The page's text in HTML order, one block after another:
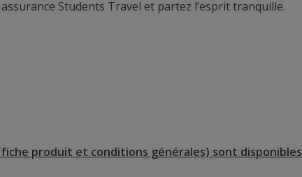
Students Travel et partez l’esprit tranquille.
produit et conditions générales) sont disponibles